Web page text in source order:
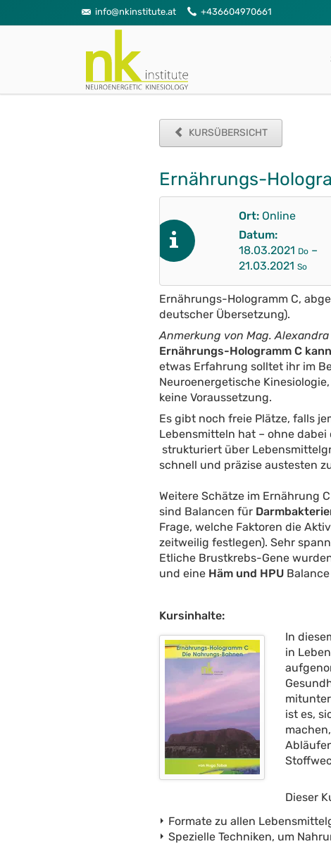
info@nkinstitute.at +436604970661
KURSÜBERSICHT
Ernährungs-
Ort: Online
Datum:
18.03.2021 Do–
21.03.2021 So
Ernährungs-Hologramm C,
deutscher Übersetzung).
Anmerkung von Mag. Alexandra
Ernährungs-Hologramm C
etwas Erfahrung solltet ihr im
Neuroenergetische
keine Voraussetzung.
Es gibt noch freie Plätze, falls
Lebensmitteln hat – ohne dabei
strukturiert über
schnell und präzise austesten
Weitere Schätze im Ernährung
sind Balancen für
Frage, welche Faktoren die
zeitweilig festlegen). Sehr
Etliche Brustkrebs-Gene
und eine Häm und HPU
Kursinhalte:
In
in
ist es,
Dieser
Formate zu allen
Spezielle Techniken, um